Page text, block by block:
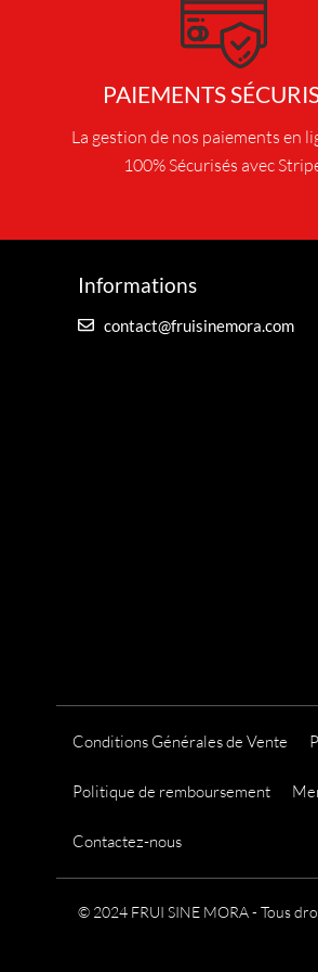
i
a
p
i
r
s
p
n
PAIEMENTS
La gestion de nos paiements en
100% Sécurisés avec
Informations
contact@fruisinemora.com
Conditions Générales de Vente
Politique de remboursement
Contactez-nous
© 2024 FRUI SINE MORA - Tous